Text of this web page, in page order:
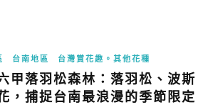
台南地區 台灣賞花趣。其他花種
甲落羽松森林：落羽松、波斯
，捕捉台南最浪漫的季節限定